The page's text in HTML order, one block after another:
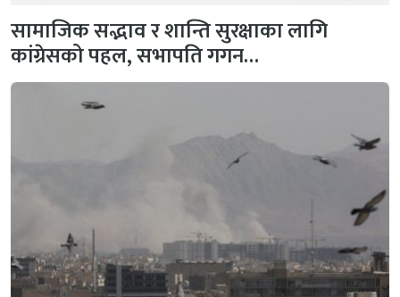
सामाजिक सद्भाव र शान्ति सुरक्षाका लागि
कांग्रेसको पहल, सभापति गगन…